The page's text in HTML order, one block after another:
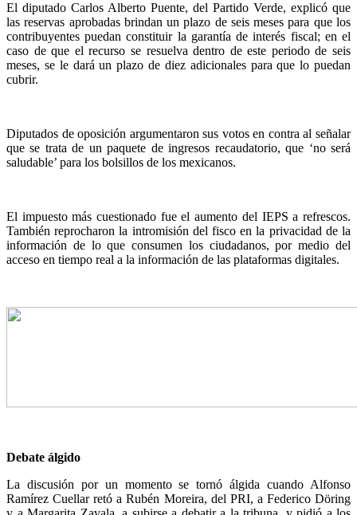
El diputado Carlos Alberto Puente, del Partido Verde, explicó que
las reservas aprobadas brindan un plazo de seis meses para que los
contribuyentes puedan constituir la garantía de interés fiscal; en el
caso de que el recurso se resuelva dentro de este periodo de seis
meses, se le dará un plazo de diez adicionales para que lo puedan
cubrir.
Diputados de oposición argumentaron sus votos en contra al señalar
que se trata de un paquete de ingresos recaudatorio, que ‘no será
saludable’ para los bolsillos de los mexicanos.
El impuesto más cuestionado fue el aumento del IEPS a refrescos.
También reprocharon la intromisión del fisco en la privacidad de la
información de lo que consumen los ciudadanos, por medio del
acceso en tiempo real a la información de las plataformas digitales.
Debate álgido
La discusión por un momento se tornó álgida cuando Alfonso
Ramírez Cuellar retó a Rubén Moreira, del PRI, a Federico Döring